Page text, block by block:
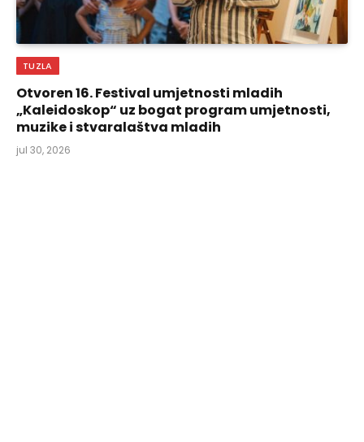
TUZLA
Otvoren 16. Festival umjetnosti mladih
„Kaleidoskop“ uz bogat program umjetnosti,
muzike i stvaralaštva mladih
jul 30, 2026